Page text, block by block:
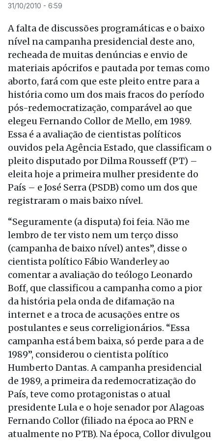
31/10/2010 - 6:59
A falta de discussões programáticas e o baixo
nível na campanha presidencial deste ano,
recheada de muitas denúncias e envio de
materiais apócrifos e pautada por temas como
aborto, fará com que este pleito entre para a
história como um dos mais fracos do período
pós-redemocratização, comparável ao que
elegeu Fernando Collor de Mello, em 1989.
Essa é a avaliação de cientistas políticos
ouvidos pela Agência Estado, que classificam o
pleito disputado por Dilma Rousseff (PT) –
eleita hoje a primeira mulher presidente do
País – e José Serra (PSDB) como um dos que
registraram o mais baixo nível.
“Seguramente (a disputa) foi feia. Não me
lembro de ter visto nem um terço disso
(campanha de baixo nível) antes”, disse o
cientista político Fábio Wanderley ao
comentar a avaliação do teólogo Leonardo
Boff, que classificou a campanha como a pior
da história pela onda de difamação na
internet e a troca de acusações entre os
postulantes e seus correligionários. “Essa
campanha está bem baixa, só perde para a de
1989”, considerou o cientista político
Humberto Dantas. A campanha presidencial
de 1989, a primeira da redemocratização do
País, teve como protagonistas o atual
presidente Lula e o hoje senador por Alagoas
Fernando Collor (filiado na época ao PRN e
atualmente no PTB). Na época, Collor divulgou